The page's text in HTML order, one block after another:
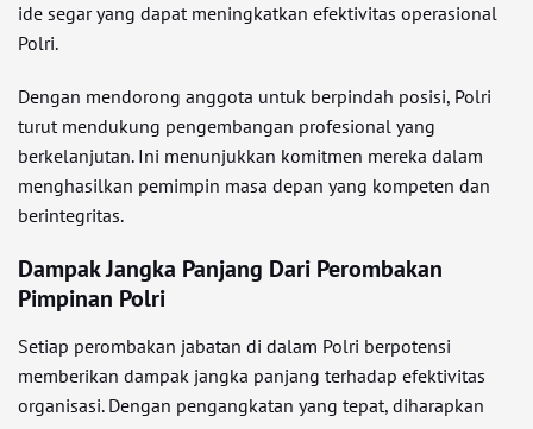
ide segar yang dapat meningkatkan efektivitas operasional
Polri.
Dengan mendorong anggota untuk berpindah posisi, Polri
turut mendukung pengembangan profesional yang
berkelanjutan. Ini menunjukkan komitmen mereka dalam
menghasilkan pemimpin masa depan yang kompeten dan
berintegritas.
Dampak Jangka Panjang Dari Perombakan
Pimpinan Polri
Setiap perombakan jabatan di dalam Polri berpotensi
memberikan dampak jangka panjang terhadap efektivitas
organisasi. Dengan pengangkatan yang tepat, diharapkan